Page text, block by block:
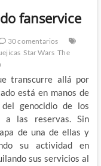
fanservice
30 comentarios
Star Wars The
transcurre allá por
está en manos de
genocidio de los
a las reservas. Sin
de una de ellas y
su actividad en
sus servicios al